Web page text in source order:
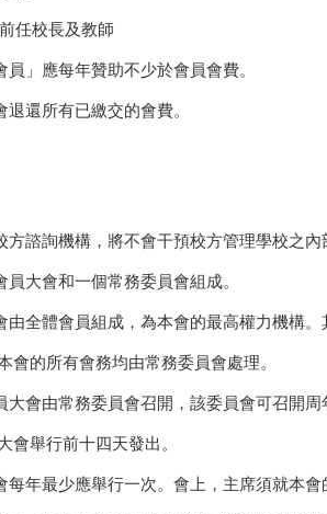
任校長及教師
」應每年贊助不少於會員會費。
還所有已繳交的會費。
方諮詢機構，將不會干預校方管理學校之內
員大會和一個常務委員會組成。
由全體會員組成，為本會的最高權力機構
會的所有會務均由常務委員會處理。
大會由常務委員會召開，該委員會可召開
會舉行前十四天發出。
每年最少應舉行一次。會上，主席須就本